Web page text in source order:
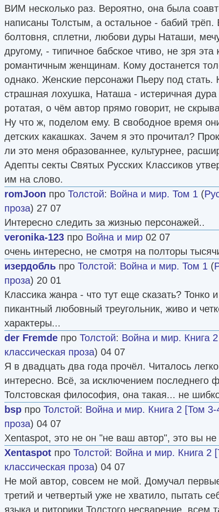
ВИМ несколько раз. Вероятно, она была
написаны Толстым, а остальное - бабий трёп.
болтовня, сплетни, любови дуры Наташи,
другому, - типичное бабское чтиво, не зря эта
романтичным женщинам. Кому достанется
однако. Женские персонажи Пьеру под
страшная лохушка, Наташа - истеричная
ротатая, о чём автор прямо говорит, не
Ну что ж, поделом ему. В свободное время
детских какашках. Зачем я это прочитал?
ли это меня образованнее, культурнее,
Адепты секты Святых Русских Классиков
им на слово.
romJoon про Толстой: Война и мир. Том 1 (
проза) 27 07
Интересно следить за жизнью персонажей..
veronika-123 про Война и мир 02 07
очень интересно, не смотря на полторы
изердобль про Толстой: Война и мир. Том 1 (
проза) 20 01
Классика жанра - что тут еще сказать? Тонко
пикантный любовный треугольник, живо и
характеры...
der Fremde про Толстой: Война и мир. Книга
классическая проза) 04 07
Я в двадцать два года прочёл. Читалось
интересно. Всё, за исключением последнего
Толстовская философия, она такая... не
bsp про Толстой: Война и мир. Книга 2 [Том 3-
проза) 04 07
Xentaspot, это не он "не ваш автор", это вы не
Xentaspot про Толстой: Война и мир. Книга 2
классическая проза) 04 07
Не мой автор, совсем не мой. Домучал
третий и четвертый уже не хватило, пытать
языка и риторики Толстого несварение, всем